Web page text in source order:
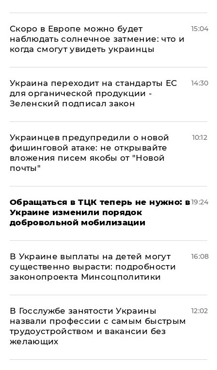
Скоро в Европе можно будет
наблюдать солнечное затмение: что и
когда смогут увидеть украинцы
15:04
Украина переходит на стандарты ЕС
для органической продукции -
Зеленский подписал закон
14:30
Украинцев предупредили о новой
фишинговой атаке: не открывайте
вложения писем якобы от "Новой
почты"
10:12
Обращаться в ТЦК теперь не нужно: в
Украине изменили порядок
добровольной мобилизации
19:24
В Украине выплаты на детей могут
существенно вырасти: подробности
законопроекта Минсоцполитики
16:08
В Госслужбе занятости Украины
назвали профессии с самым быстрым
трудоустройством и вакансии без
желающих
12:02